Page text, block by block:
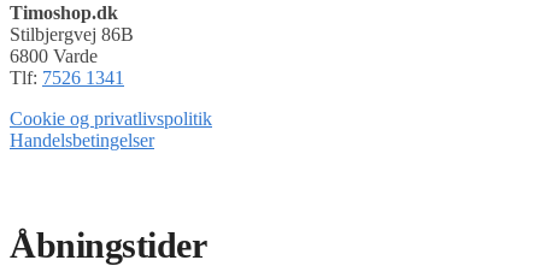
Timoshop.dk
Stilbjergvej 86B
6800 Varde
Tlf: 7526 1341
Cookie og privatlivspolitik
Handelsbetingelser
Åbningstider